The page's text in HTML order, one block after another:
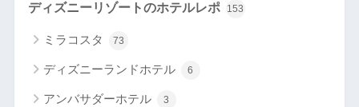
ディズニーリゾートのホテルレポ 153
ミラコスタ 73
ディズニーランドホテル 6
アンバサダーホテル 3